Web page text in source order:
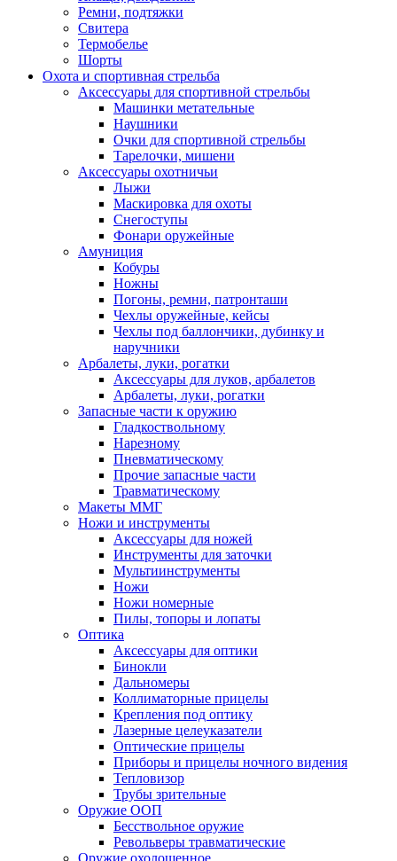
Ремни, подтяжки
Свитера
Термобелье
Шорты
Охота и спортивная стрельба
Аксессуары для спортивной стрельбы
Машинки метательные
Наушники
Очки для спортивной стрельбы
Тарелочки, мишени
Аксессуары охотничьи
Лыжи
Маскировка для охоты
Снегоступы
Фонари оружейные
Амуниция
Кобуры
Ножны
Погоны, ремни, патронташи
Чехлы оружейные, кейсы
Чехлы под баллончики, дубинку и
наручники
Арбалеты, луки, рогатки
Аксессуары для луков, арбалетов
Арбалеты, луки, рогатки
Запасные части к оружию
Гладкоствольному
Нарезному
Пневматическому
Прочие запасные части
Травматическому
Макеты ММГ
Ножи и инструменты
Аксессуары для ножей
Инструменты для заточки
Мультиинструменты
Ножи
Ножи номерные
Пилы, топоры и лопаты
Оптика
Аксессуары для оптики
Бинокли
Дальномеры
Коллиматорные прицелы
Крепления под оптику
Лазерные целеуказатели
Оптические прицелы
Приборы и прицелы ночного видения
Тепловизор
Трубы зрительные
Оружие ООП
Бесствольное оружие
Револьверы травматические
Оружие охолощенное